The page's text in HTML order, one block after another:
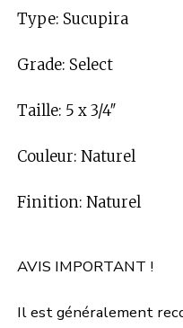
Type: Sucupira
Grade: Select
Taille: 5 x 3/4″
Couleur: Naturel
Finition: Naturel
AVIS IMPORTANT !
Il est généralement